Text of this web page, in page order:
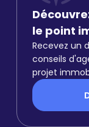
le point
Recevez un
conseils
projet